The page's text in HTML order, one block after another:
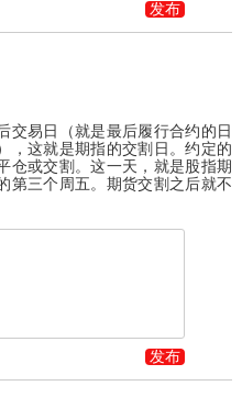
发布
交易日（就是最后履行合约的日
，这就是期指的交割日。约定的
仓或交割。这一天，就是股指期
第三个周五。期货交割之后就不
发布